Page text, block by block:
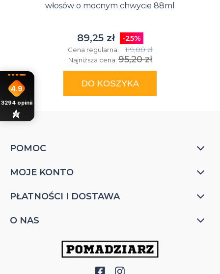
włosów o mocnym chwycie 88ml
89,25 zł -25%
Cena regularna: 119,00 zł
Najniższa cena:95,20 zł
DO KOSZYKA
POMOC
MOJE KONTO
PŁATNOŚCI I DOSTAWA
O NAS
4.9
3294 opinii